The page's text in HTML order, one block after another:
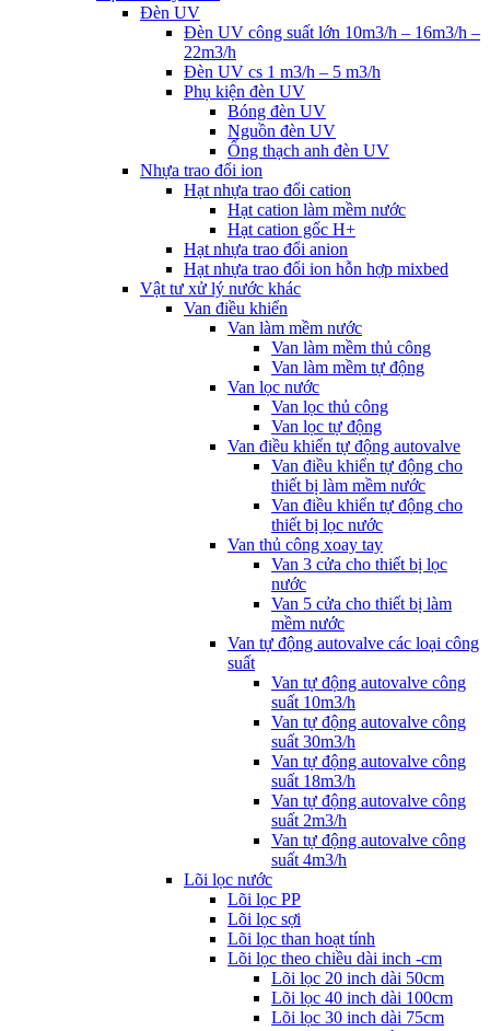
Đèn UV
Đèn UV công suất lớn 10m3/h – 16m3/h –
22m3/h
Đèn UV cs 1 m3/h – 5 m3/h
Phụ kiện đèn UV
Bóng đèn UV
Nguồn đèn UV
Ống thạch anh đèn UV
Nhựa trao đổi ion
Hạt nhựa trao đổi cation
Hạt cation làm mềm nước
Hạt cation gốc H+
Hạt nhựa trao đổi anion
Hạt nhựa trao đổi ion hỗn hợp mixbed
Vật tư xử lý nước khác
Van điều khiển
Van làm mềm nước
Van làm mềm thủ công
Van làm mềm tự động
Van lọc nước
Van lọc thủ công
Van lọc tự động
Van điều khiển tự động autovalve
Van điều khiển tự động cho
thiết bị làm mềm nước
Van điều khiển tự động cho
thiết bị lọc nước
Van thủ công xoay tay
Van 3 cửa cho thiết bị lọc
nước
Van 5 cửa cho thiết bị làm
mềm nước
Van tự động autovalve các loại công
suất
Van tự động autovalve công
suất 10m3/h
Van tự động autovalve công
suất 30m3/h
Van tự động autovalve công
suất 18m3/h
Van tự động autovalve công
suất 2m3/h
Van tự động autovalve công
suất 4m3/h
Lõi lọc nước
Lõi lọc PP
Lõi lọc sợi
Lõi lọc than hoạt tính
Lõi lọc theo chiều dài inch -cm
Lõi lọc 20 inch dài 50cm
Lõi lọc 40 inch dài 100cm
Lõi lọc 30 inch dài 75cm